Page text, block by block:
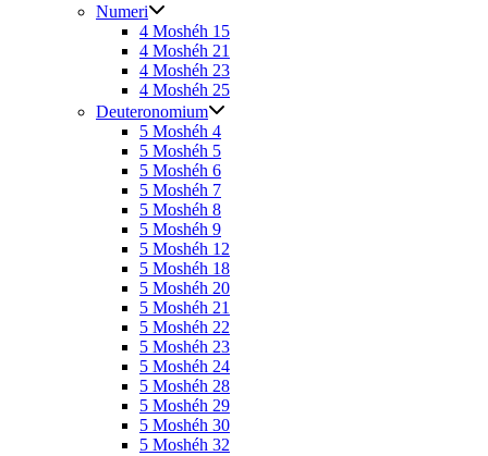
Numeri
4 Moshéh 15
4 Moshéh 21
4 Moshéh 23
4 Moshéh 25
Deuteronomium
5 Moshéh 4
5 Moshéh 5
5 Moshéh 6
5 Moshéh 7
5 Moshéh 8
5 Moshéh 9
5 Moshéh 12
5 Moshéh 18
5 Moshéh 20
5 Moshéh 21
5 Moshéh 22
5 Moshéh 23
5 Moshéh 24
5 Moshéh 28
5 Moshéh 29
5 Moshéh 30
5 Moshéh 32